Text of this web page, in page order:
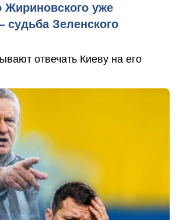
Жириновского уже
Зеленского
отвечать Киеву на его